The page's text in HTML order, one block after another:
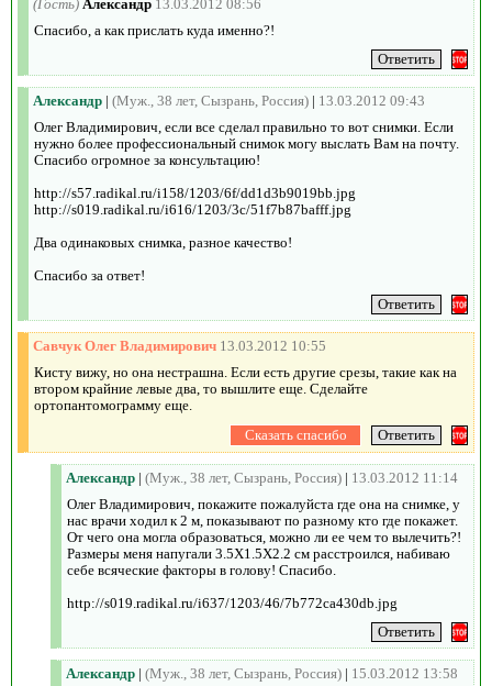
(Гость) Александр 13.03.2012 08:56
Спасибо, а как прислать куда именно?!
Александр | (Муж., 38 лет, Сызрань, Россия) | 13.03.2012 09:43
Олег Владимирович, если все сделал правильно то вот снимки. Если
нужно более профессиональный снимок могу выслать Вам на почту.
Спасибо огромное за консультацию!
http://s57.radikal.ru/i158/1203/6f/dd1d3b9019bb.jpg
http://s019.radikal.ru/i616/1203/3c/51f7b87bafff.jpg
Два одинаковых снимка, разное качество!
Спасибо за ответ!
Савчук Олег Владимирович 13.03.2012 10:55
Кисту вижу, но она нестрашна. Если есть другие срезы, такие как на
втором крайние левые два, то вышлите еще. Сделайте
ортопантомограмму еще.
Александр | (Муж., 38 лет, Сызрань, Россия) | 13.03.2012 11:14
Олег Владимирович, покажите пожалуйста где она на снимке, у
нас врачи ходил к 2 м, показывают по разному кто где покажет.
От чего она могла образоваться, можно ли ее чем то вылечить?!
Размеры меня напугали 3.5Х1.5Х2.2 см расстроился, набиваю
себе всяческие факторы в голову! Спасибо.
http://s019.radikal.ru/i637/1203/46/7b772ca430db.jpg
Александр | (Муж., 38 лет, Сызрань, Россия) | 15.03.2012 13:58